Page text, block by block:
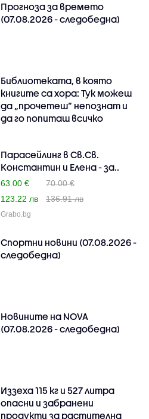
Прогноза за времето
(07.08.2026 - следобедна)
Библиотеката, в която
книгите са хора: Тук можеш
да „прочетеш“ непознат и
да го попиташ всичко
Парасейлинг в Св.Св.
Константин и Елена - за..
63.00 €
70.00 €
123.22 лв
136.91 лв
Grabo.bg
Спортни новини (07.08.2026 -
следобедна)
Новините на NOVA
(07.08.2026 - следобедна)
Иззеха 115 кг и 527 литра
опасни и забранени
продукти за растителна